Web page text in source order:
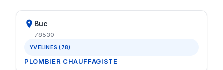
Buc
78530
YVELINES (78)
PLOMBIER CHAUFFAGISTE